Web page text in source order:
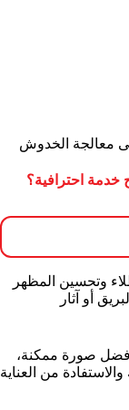
معالجة الخدوش
خدمة احترافية؟
وتحسين المظهر
أو آثار
صورة ممكنة،
من العناية